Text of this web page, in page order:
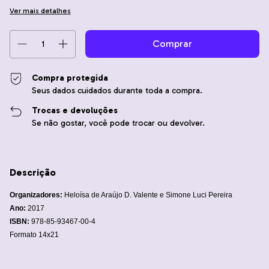
Ver mais detalhes
Compra protegida
Seus dados cuidados durante toda a compra.
Trocas e devoluções
Se não gostar, você pode trocar ou devolver.
Descrição
Organizadores: Heloísa de Araújo D. Valente e Simone Luci Pereira
Ano: 2017
ISBN: 978-85-93467-00-4
Formato 14x21